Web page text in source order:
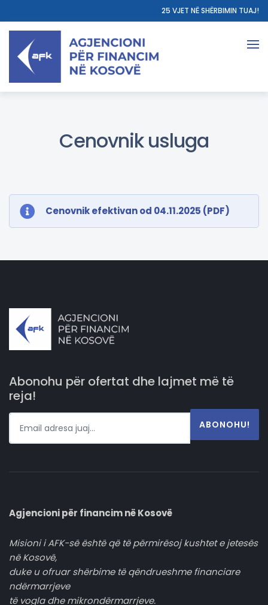
25 VJET NË SHËRBIMIN TUAJ!
Cenovnik usluga
Cenovnik efektivan od 04.11.2025 (PDF)
Abonohu për ofertat dhe lajmet më të
reja!
ABONOHU!
Agjencioni për financim në Kosovë
Misioni i AFK-së është që të përmirësoj kushtet e jetesës
në Kosovë,
duke u ofruar shërbime të qëndrueshme financiare
ndërmarrjeve
të vogla dhe mikrondërmarrjeve.